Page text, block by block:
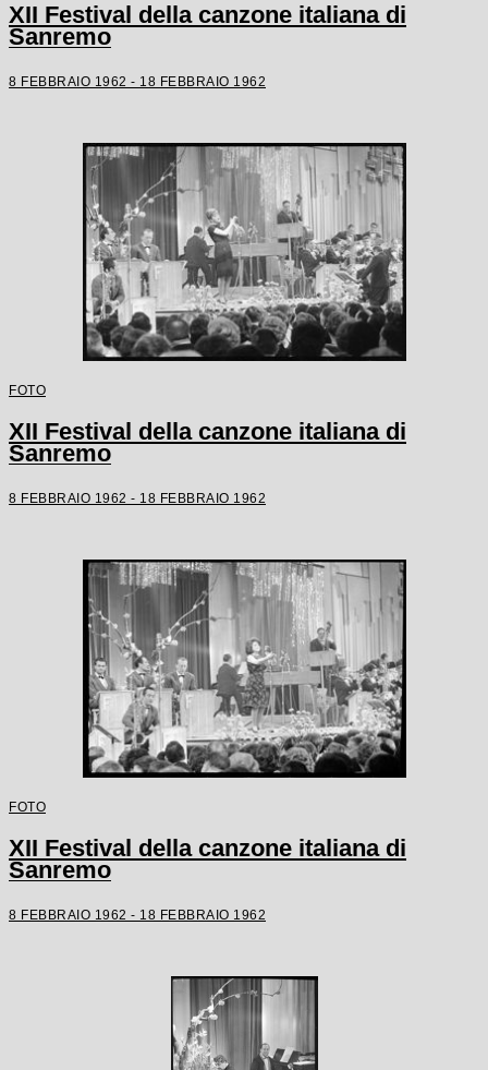
XII Festival della canzone italiana di
Sanremo
8 FEBBRAIO 1962 - 18 FEBBRAIO 1962
FOTO
XII Festival della canzone italiana di
Sanremo
8 FEBBRAIO 1962 - 18 FEBBRAIO 1962
FOTO
XII Festival della canzone italiana di
Sanremo
8 FEBBRAIO 1962 - 18 FEBBRAIO 1962